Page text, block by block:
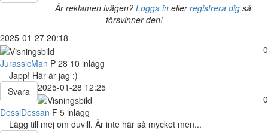
Är reklamen ivägen? Logga inellerregistrera digså
försvinner den!
2025-01-27 20:18
0
JurassicMan P 28 10 inlägg
Japp! Här är jag :)
Svara
2025-01-28 12:25
0
DessiDessan F 5 inlägg
Lägg till mej om duvill. Är inte här så mycket men...